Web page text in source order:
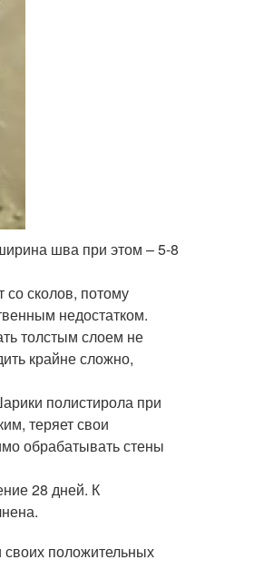
шва при этом – 5-8
сколов, потому
недостатком.
толстым слоем не
крайне сложно,
полистирола при
теряет свои
обрабатывать стены
28 дней. К
положительных